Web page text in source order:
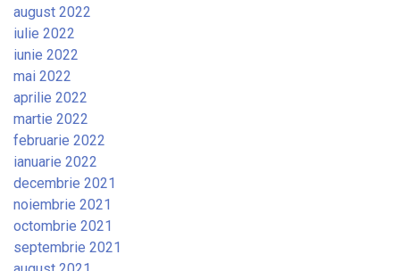
august 2022
iulie 2022
iunie 2022
mai 2022
aprilie 2022
martie 2022
februarie 2022
ianuarie 2022
decembrie 2021
noiembrie 2021
octombrie 2021
septembrie 2021